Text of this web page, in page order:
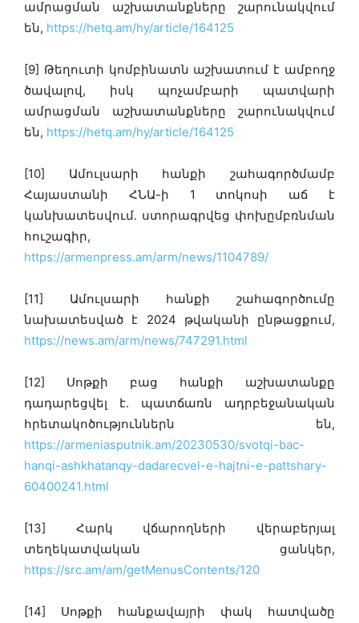
ամրացման աշխատանքները շարունակվում
են, https://hetq.am/hy/article/164125
[9] Թեղուտի կոմբինատն աշխատում է ամբողջ
ծավալով, իսկ պոչամբարի պատվարի
ամրացման աշխատանքները շարունակվում
են, https://hetq.am/hy/article/164125
[10] Ամուլսարի հանքի շահագործմամբ
Հայաստանի ՀՆԱ-ի 1 տոկոսի աճ է
կանխատեսվում․ ստորագրվեց փոխըմբռնման
հուշագիր,
https://armenpress.am/arm/news/1104789/
[11] Ամուլսարի հանքի շահագործումը
նախատեսված է 2024 թվականի ընթացքում,
https://news.am/arm/news/747291.html
[12] Սոթքի բաց հանքի աշխատանքը
դադարեցվել է. պատճառն ադրբեջանական
հրետակոծություններն են,
https://armeniasputnik.am/20230530/svotqi-bac-
hanqi-ashkhatanqy-dadarecvel-e-hajtni-e-pattshary-
60400241.html
[13] Հարկ վճարողների վերաբերյալ
տեղեկատվական ցանկեր,
https://src.am/am/getMenusContents/120
[14] Սոթքի հանքավայրի փակ հատվածը